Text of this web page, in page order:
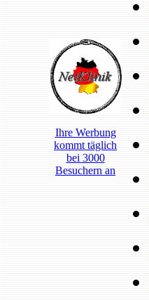
Ihre Werbung
kommt täglich
bei 3000
Besuchern an